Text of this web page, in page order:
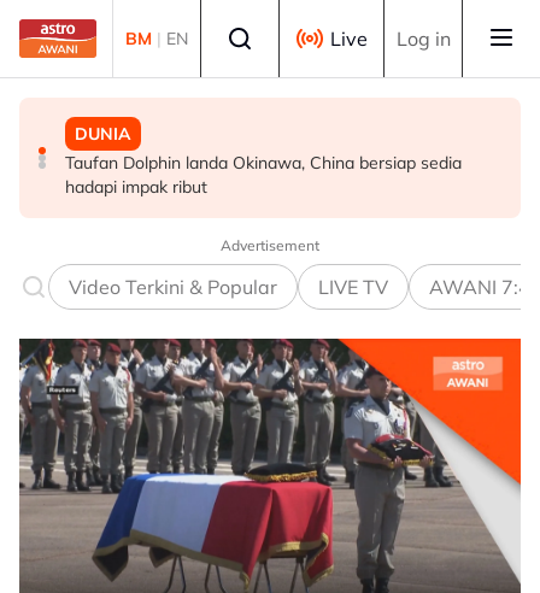
Skip to main content
BM | EN Live Log in
DUNIA
Taufan Dolphin landa Okinawa, China bersiap sedia
hadapi impak ribut
DUNIA
Media kerajaan Iran kongsi video lama Pemimpin
Tertinggi ketika spekulasi kesihatan terus memuncak
DUNIA
Hamas sedia teruskan pelan damai Gaza, gesa AS
tekan Israel
Advertisement
Video Terkini & Popular LIVE TV AWANI